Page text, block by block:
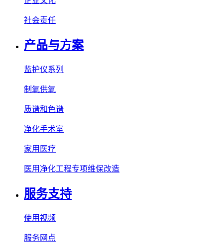
社会责任
产品与方案
监护仪系列
制氧供氧
质谱和色谱
净化手术室
家用医疗
医用净化工程专项维保改造
服务支持
使用视频
服务网点